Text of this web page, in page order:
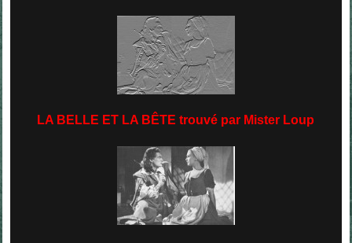
LA BELLE ET LA BÊTE trouvé par Mister Loup